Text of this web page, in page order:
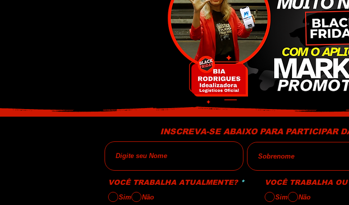
INSCREVA-SE ABAIXO PARA PARTICIPAR
VOCÊ TRABALHA ATUALMENTE? *O
Sim Não
VOCÊ TRABALHA
Sim Não